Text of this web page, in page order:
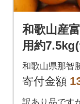
和歌山産
用約
かせまた
智勝浦町】
和歌山県那智
寄付金額
訳あり品です